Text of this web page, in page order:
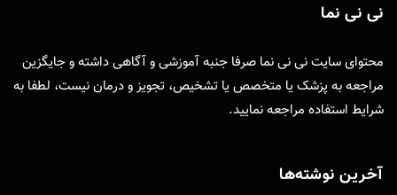
نی نی نما
محتوای سایت نی نی نما صرفا جنبه آموزشی و آگاهی داشته و جایگزین
مراجعه به پزشک یا متخصص یا تشخیص، تجویز و درمان نیست، لطفا به
شرایط استفاده مراجعه نمایید.
آخرین نوشته‌ها